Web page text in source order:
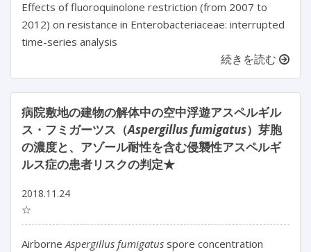
Effects of fluoroquinolone restriction (from 2007 to
2012) on resistance in Enterobacteriaceae: interrupted
time-series analysis
続きを読む
病院敷地の建物の解体中の空中浮遊アスペルギル
ス・フミガーツス（Aspergillus fumigatus）芽胞
の濃度と、アゾール耐性を含む侵襲性アスペルギ
ルス症の患者リスクの判定★
2018.11.24
☆
AirborneAspergillus fumigatus spore concentration